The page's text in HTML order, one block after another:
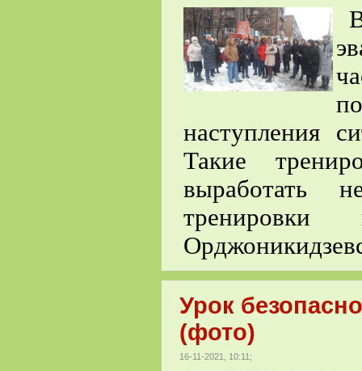
наступления
Такие
выработать
Урок
(фото)
16-11-2021, 10:11;